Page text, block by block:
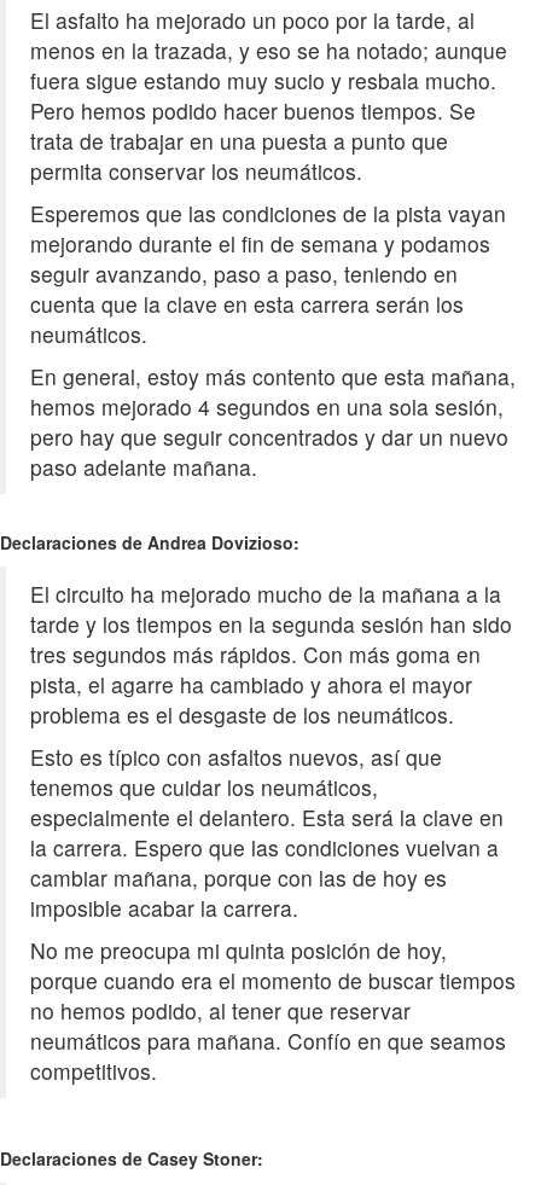
El asfalto ha mejorado un poco por la tarde, al
menos en la trazada, y eso se ha notado; aunque
fuera sigue estando muy sucio y resbala mucho.
Pero hemos podido hacer buenos tiempos. Se
trata de trabajar en una puesta a punto que
permita conservar los neumáticos.
Esperemos que las condiciones de la pista vayan
mejorando durante el fin de semana y podamos
seguir avanzando, paso a paso, teniendo en
cuenta que la clave en esta carrera serán los
neumáticos.
En general, estoy más contento que esta mañana,
hemos mejorado 4 segundos en una sola sesión,
pero hay que seguir concentrados y dar un nuevo
paso adelante mañana.
Declaraciones de Andrea Dovizioso:
El circuito ha mejorado mucho de la mañana a la
tarde y los tiempos en la segunda sesión han sido
tres segundos más rápidos. Con más goma en
pista, el agarre ha cambiado y ahora el mayor
problema es el desgaste de los neumáticos.
Esto es típico con asfaltos nuevos, así que
tenemos que cuidar los neumáticos,
especialmente el delantero. Esta será la clave en
la carrera. Espero que las condiciones vuelvan a
cambiar mañana, porque con las de hoy es
imposible acabar la carrera.
No me preocupa mi quinta posición de hoy,
porque cuando era el momento de buscar tiempos
no hemos podido, al tener que reservar
neumáticos para mañana. Confío en que seamos
competitivos.
Declaraciones de Casey Stoner: